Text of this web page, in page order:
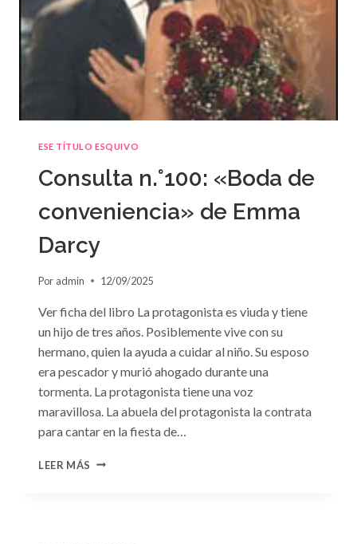
ESE TÍTULO ESQUIVO
Consulta n.°100: «Boda de
conveniencia» de Emma
Darcy
Por admin 12/09/2025
Ver ficha del libro La protagonista es viuda y tiene
un hijo de tres años. Posiblemente vive con su
hermano, quien la ayuda a cuidar al niño. Su esposo
era pescador y murió ahogado durante una
tormenta. La protagonista tiene una voz
maravillosa. La abuela del protagonista la contrata
para cantar en la fiesta de…
LEER MÁS CONSULTA